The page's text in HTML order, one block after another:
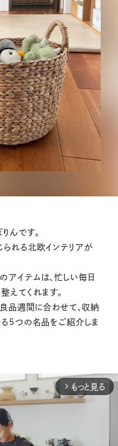
んです。
られる北欧インテリアが
アイテムは、忙しい毎日
えてくれます。
品週間に合わせて、収納
る5つの名品をご紹介しま
arrow_forward_ios もっと見る